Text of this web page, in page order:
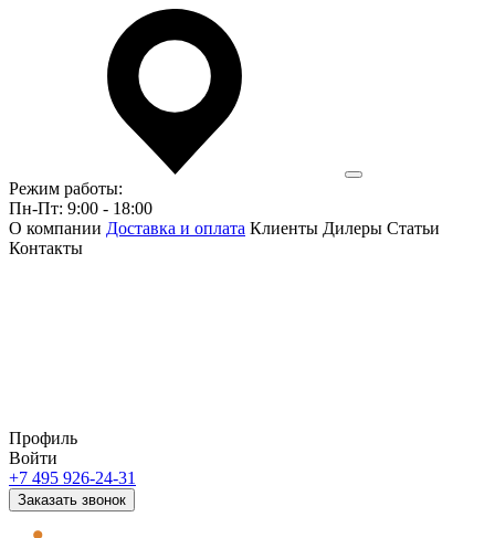
Режим работы:
Пн-Пт: 9:00 - 18:00
О компании Доставка и оплата Клиенты Дилеры Статьи
Контакты
Профиль
Войти
+7 495 926-24-31
Заказать звонок